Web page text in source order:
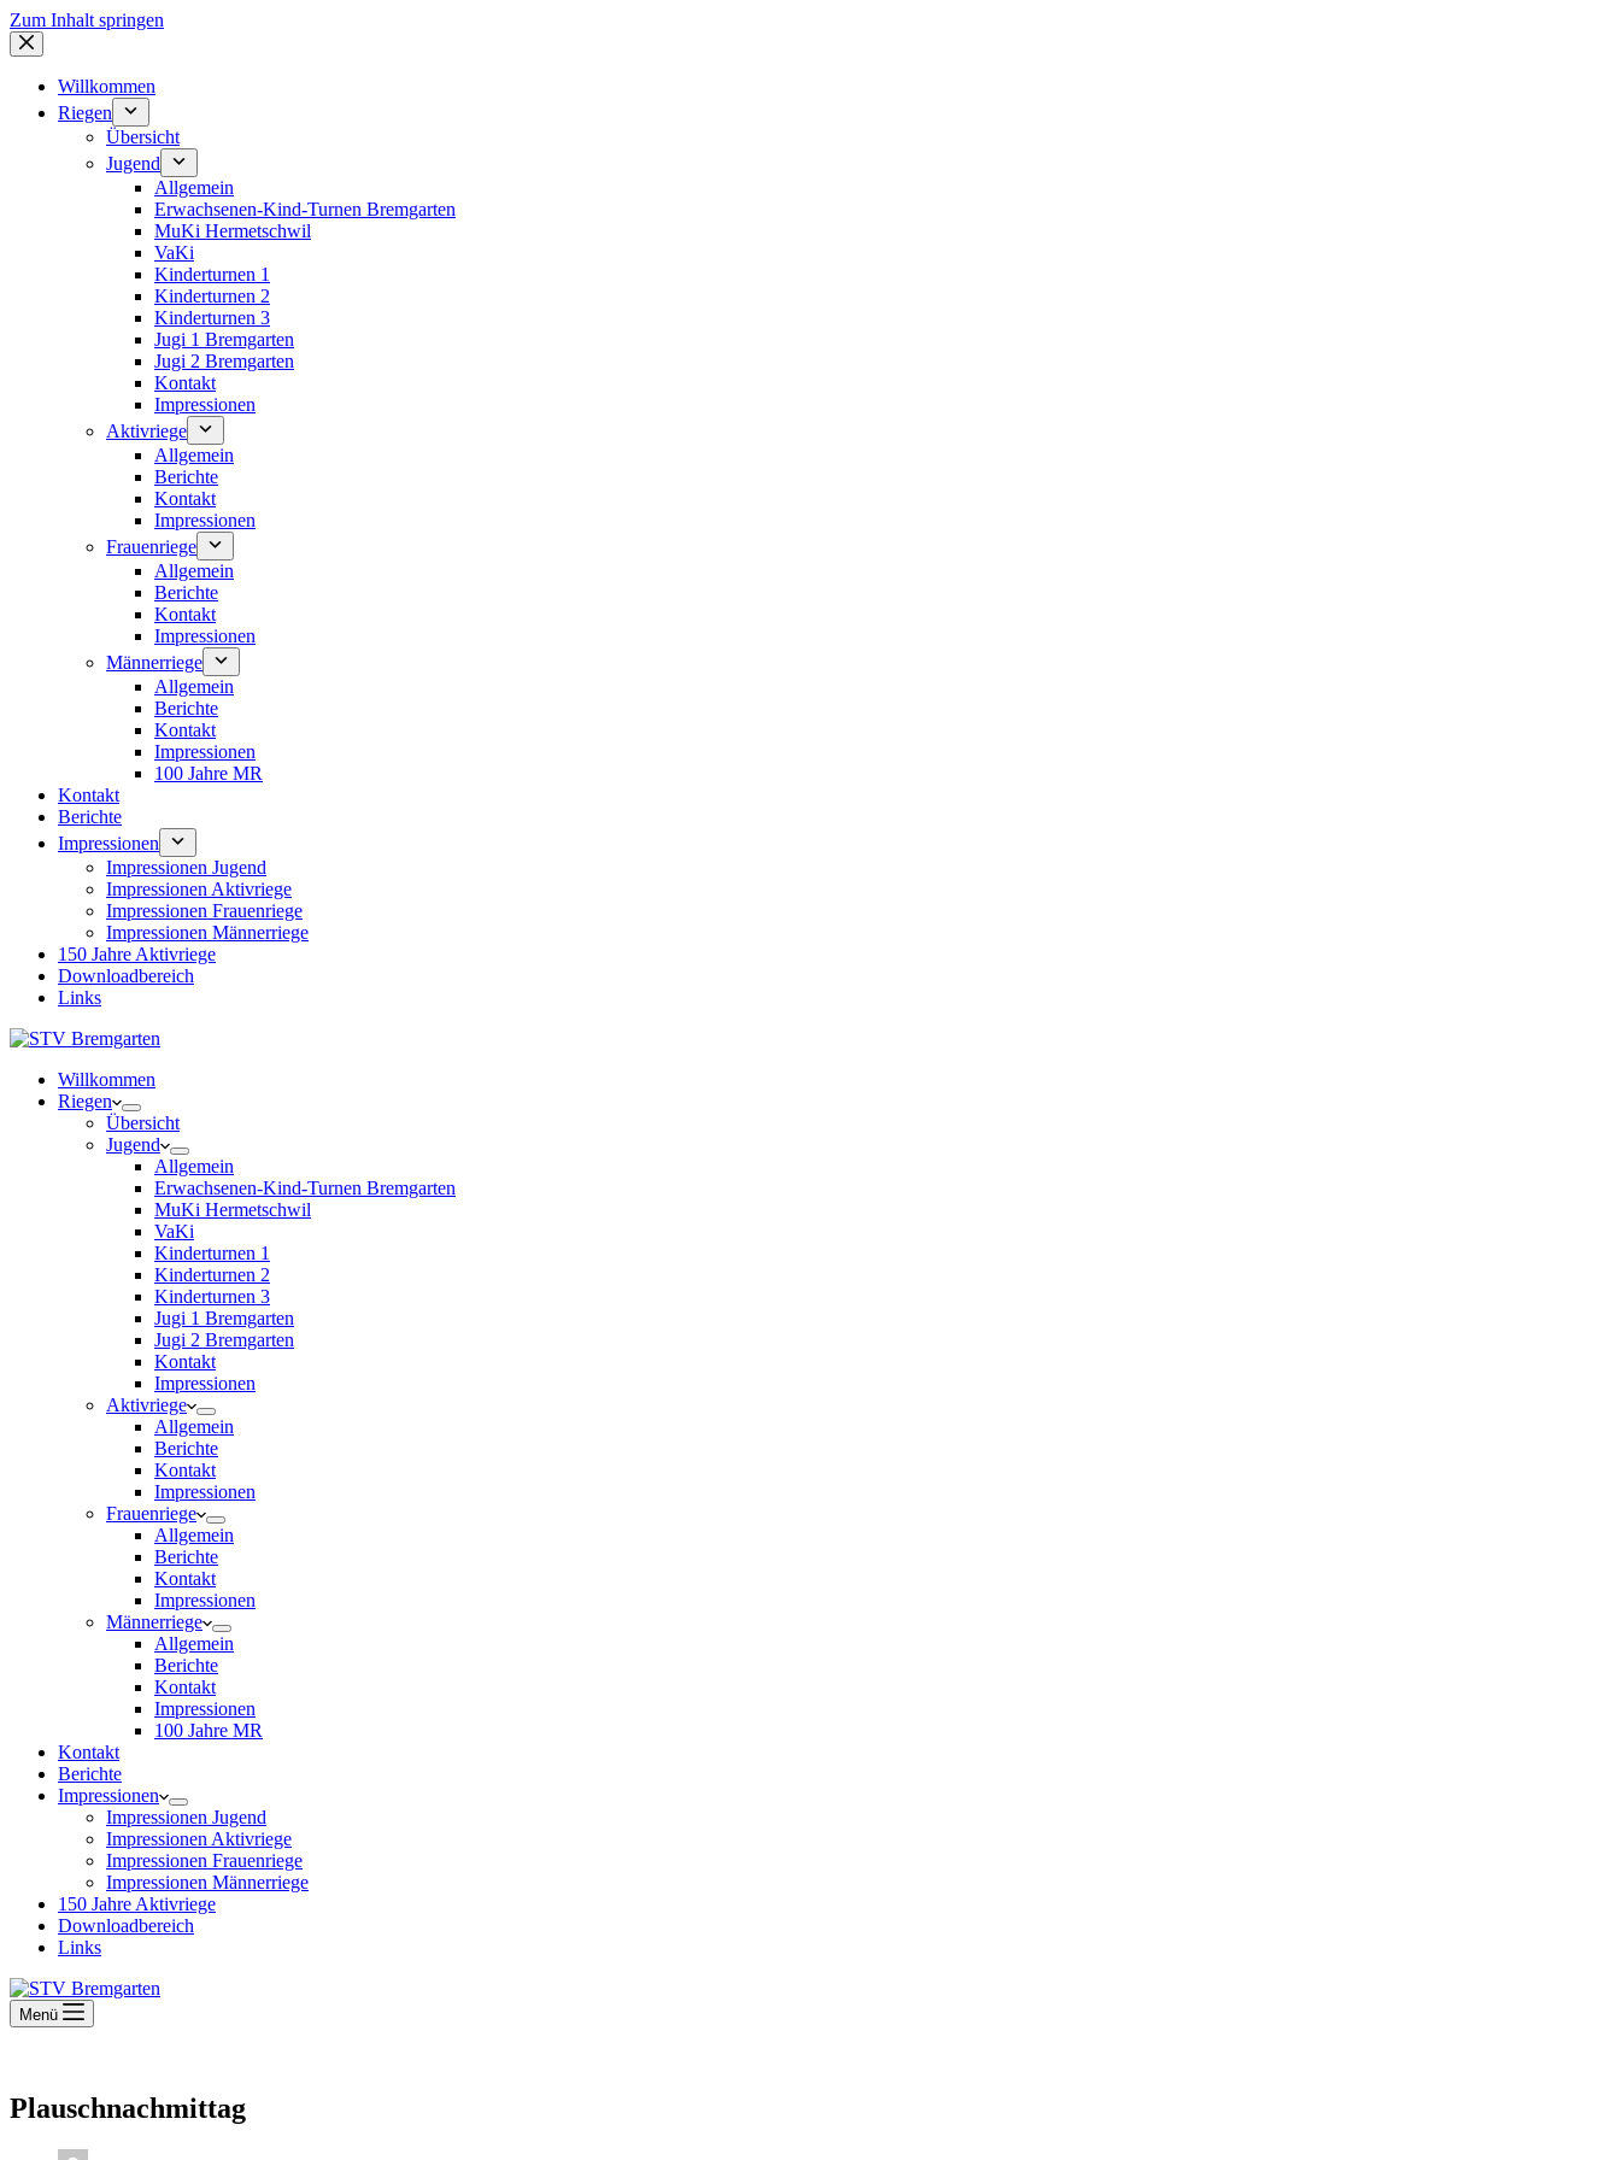
Zum Inhalt springen
Willkommen
Riegen
Übersicht
Jugend
Allgemein
Erwachsenen-Kind-Turnen Bremgarten
MuKi Hermetschwil
VaKi
Kinderturnen 1
Kinderturnen 2
Kinderturnen 3
Jugi 1 Bremgarten
Jugi 2 Bremgarten
Kontakt
Impressionen
Aktivriege
Allgemein
Berichte
Kontakt
Impressionen
Frauenriege
Allgemein
Berichte
Kontakt
Impressionen
Männerriege
Allgemein
Berichte
Kontakt
Impressionen
100 Jahre MR
Kontakt
Berichte
Impressionen
Impressionen Jugend
Impressionen Aktivriege
Impressionen Frauenriege
Impressionen Männerriege
150 Jahre Aktivriege
Downloadbereich
Links
Willkommen
Riegen
Übersicht
Jugend
Allgemein
Erwachsenen-Kind-Turnen Bremgarten
MuKi Hermetschwil
VaKi
Kinderturnen 1
Kinderturnen 2
Kinderturnen 3
Jugi 1 Bremgarten
Jugi 2 Bremgarten
Kontakt
Impressionen
Aktivriege
Allgemein
Berichte
Kontakt
Impressionen
Frauenriege
Allgemein
Berichte
Kontakt
Impressionen
Männerriege
Allgemein
Berichte
Kontakt
Impressionen
100 Jahre MR
Kontakt
Berichte
Impressionen
Impressionen Jugend
Impressionen Aktivriege
Impressionen Frauenriege
Impressionen Männerriege
150 Jahre Aktivriege
Downloadbereich
Links
Menü
Plauschnachmittag